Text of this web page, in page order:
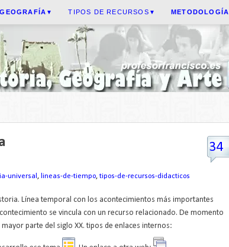
GEOGRAFÍA ▼ TIPOS DE RECURSOS ▼ METODOLOGÍA
34
universal , lineas-de-tiempo, tipos-de-recursos-didacticos
Línea temporal con los acontecimientos más importantes
se vincula con un recurso relacionado. De momento
parte del siglo XX. tipos de enlaces internos: